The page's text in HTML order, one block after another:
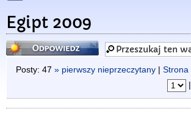
Egipt 2009
Odpowiedz
Posty: 47 » pierwszy nieprzeczytany | Strona
|